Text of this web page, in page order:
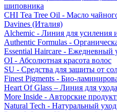
шиповника
CHI Tea Tree Oil - Масло
Davines (Италия)
Alchemic - Линия для усиления
Authentic Formulas -
Essential Haircare - Eжедневный
OI - Абсолютная красота волос
SU - Средства для защиты от
Finest Pigments - Био-
Heart Of Glass – Линия для
More Inside - Авторские
Natural Tech - Натуральный уход